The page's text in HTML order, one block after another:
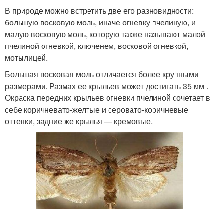
В природе можно встретить две его разновидности:
большую восковую моль, иначе огневку пчелиную, и
малую восковую моль, которую также называют малой
пчелиной огневкой, ключенем, восковой огневкой,
мотылицей.
Большая восковая моль отличается более крупными
размерами. Размах ее крыльев может достигать 35 мм .
Окраска передних крыльев огневки пчелиной сочетает в
себе коричневато-желтые и серовато-коричневые
оттенки, задние же крылья — кремовые.